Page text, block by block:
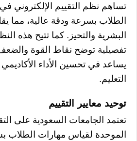
تساهم نظم التقييم الإلكتروني
الطلاب بسرعة ودقة عالية، مما
البشرية والتحيز. كما تتيح هذه
تفصيلية توضح نقاط القوة
يساعد في تحسين الأداء
التعليم.
توحيد معايير التقييم
تعتمد الجامعات السعودية على
الموحدة لقياس مهارات الطلاب